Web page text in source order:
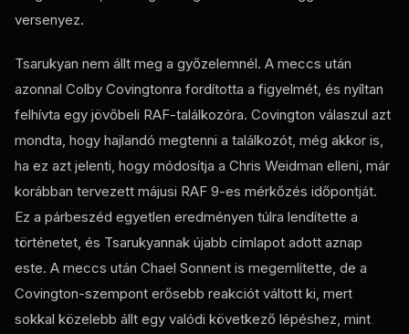
versenyez.
Tsarukyan nem állt meg a győzelemnél. A meccs után
azonnal Colby Covingtonra fordította a figyelmét, és nyíltan
felhívta egy jövőbeli RAF-találkozóra. Covington válaszul azt
mondta, hogy hajlandó megtenni a találkozót, még akkor is,
ha ez azt jelenti, hogy módosítja a Chris Weidman elleni, már
korábban tervezett májusi RAF 9-es mérkőzés időpontját.
Ez a párbeszéd egyetlen eredményen túlra lendítette a
történetet, és Tsarukyannak újabb címlapot adott aznap
este. A meccs után Chael Sonnent is megemlítette, de a
Covington-szempont erősebb reakciót váltott ki, mert
sokkal közelebb állt egy valódi következő lépéshez, mint